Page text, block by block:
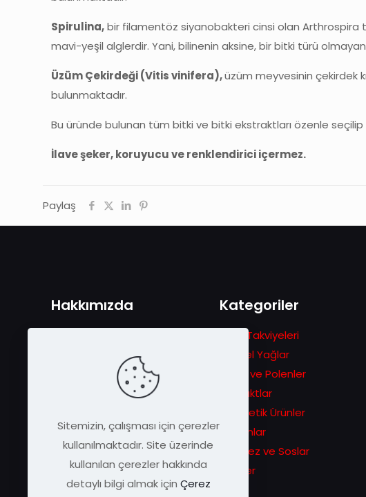
Spirulina,bir filamentöz siyanobakteri cinsi olan Arthrospira
mavi-yeşil alglerdir. Yani, bilinenin aksine, bir bitki türü
Üzüm Çekirdeği (Vitis vinifera),üzüm meyvesinin çekirdek
bulunmaktadır.
Bu üründe bulunan tüm bitki ve bitki ekstraktları özenle
İlave şeker, koruyucu ve renklendirici içermez.
Paylaş
Hakkımızda
hikâyesiyle başlayan serüven
ilerleyen zamanlarda eşsiz arı
ürünlerini daha geniş kitlelere
Kategoriler
Gıda Takviyeleri
Bitkisel Yağlar
Ballar ve Polenler
Ekstraktlar
Kozmetik Ürünler
Macunlar
Pekmez ve Soslar
Sirkeler
Sitemizin, çalışması için çerezler
kullanılmaktadır. Site üzerinde
kullanılan çerezler hakkında
detaylı bilgi almak için Çerez